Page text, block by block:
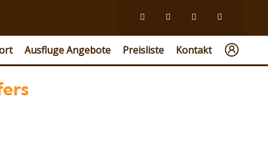
Ausfluge Angebote Preisliste Kontakt